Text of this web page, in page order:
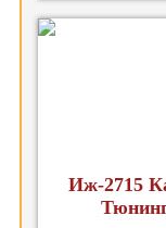
Иж-2715